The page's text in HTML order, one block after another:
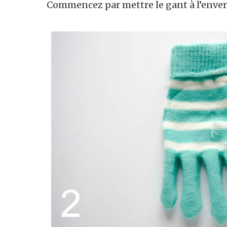
Commencez par mettre le gant à